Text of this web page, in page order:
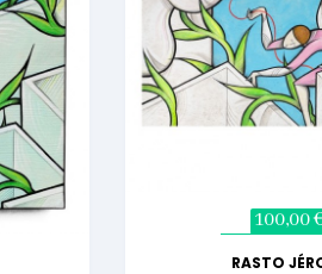
100,00
RASTO